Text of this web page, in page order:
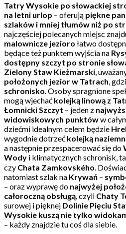
Tatry Wysokie po słowackiej
na letni urlop – oferują piękne
szlaków i mniej tłumów niż po
najczęściej polecanych miejsc
malownicze jezioro łatwo
będące też punktem wyjścia na
dostępny szczyt po stronie
Zielony Staw Kieżmarski,
położonych jezior w Tatrach,
schronisko. Osoby spragnione
mogą wjechać kolejką linową z
Łomnicki Szczyt – jeden z
widowiskowych punktóww
dziećmi idealnym celem będzie
wygodnie dotrzeć kolejką
a następnie przespacerować się do
Wody i klimatycznych schronisk,
czy Chata Zamkovského.
natomiast szlak na Krywań –
– oraz wyprawę do najwyżej
całoroczną obsługą, czyli Chaty
surowej i pięknej Dolinie Pięciu
Wysokie kuszą nie tylko
– każdy znajdzie tu coś dla siebie.